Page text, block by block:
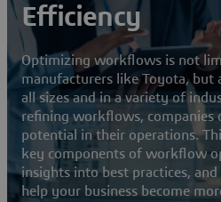
Efficiency
Optimizing workflows is not
manufacturers like Toyota, but
all sizes and in a variety of
refining workflows, companies
potential in their operations.
key components of workflow
insights into best practices, and
help your business become